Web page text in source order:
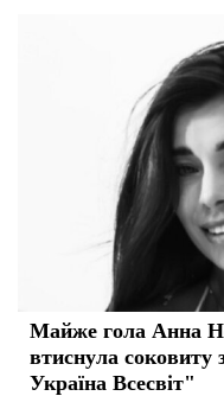
Майже гола Анна
втиснула соковиту
Україна Всесвіт"